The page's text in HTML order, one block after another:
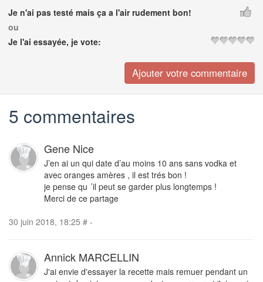
Je n'ai pas testé mais ça a l'air rudement bon!
ou
Je l'ai essayée, je vote:
5 commentaires
Gene Nice
J’en ai un qui date d’au moins 10 ans sans vodka et
avec oranges amères , il est trés bon !
je pense qu ´il peut se garder plus longtemps !
Merci de ce partage
30 juin 2018, 18:25 # -
Annick MARCELLIN
J'ai envie d'essayer la recette mais remuer pendant un